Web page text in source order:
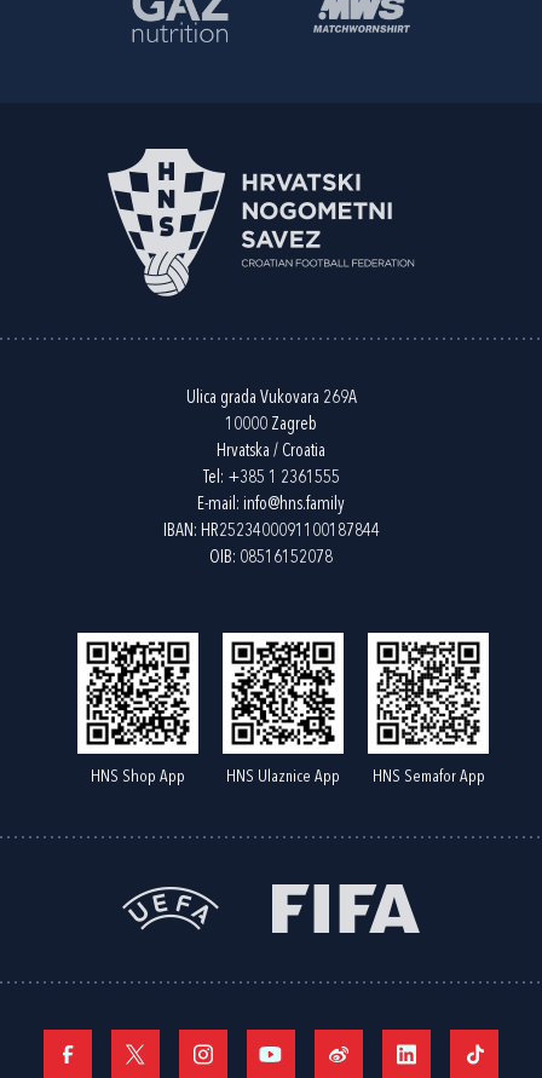
Ulica grada Vukovara 269A
10000 Zagreb
Hrvatska / Croatia
Tel: +385 1 2361555
E-mail: info@hns.family
IBAN: HR2523400091100187844
OIB: 08516152078
HNS Shop App HNS Ulaznice App HNS Semafor App